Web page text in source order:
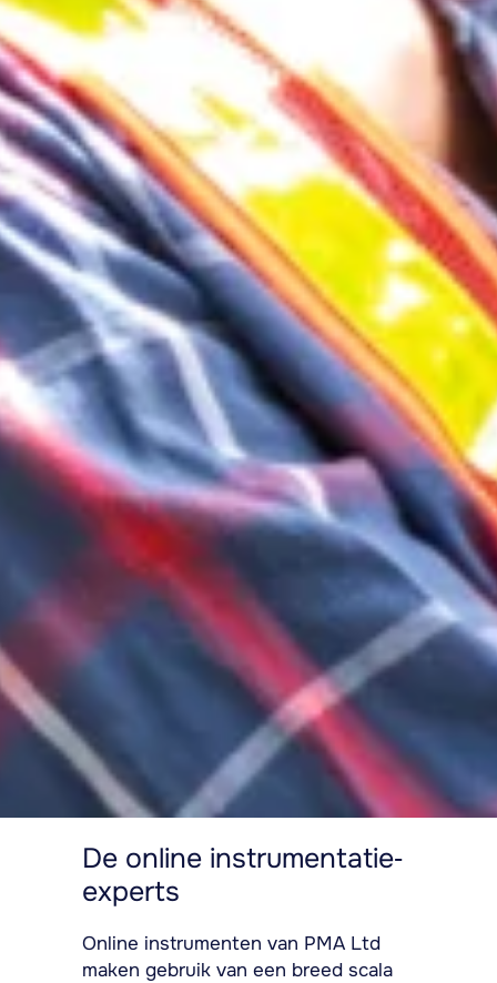
De online instrumentatie-
experts
Online instrumenten van PMA Ltd
maken gebruik van een breed scala